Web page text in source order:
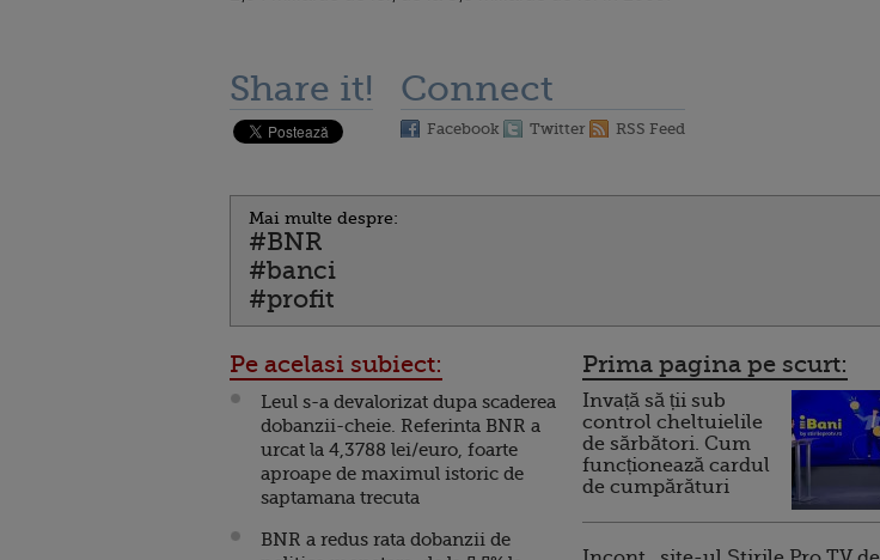
Share it! Connect
Facebook Twitter RSS Feed
Mai multe despre:
#BNR
#banci
#profit
Pe acelasi subiect:
Leul s-a devalorizat dupa scaderea
dobanzii-cheie. Referinta BNR a
urcat la 4,3788 lei/euro, foarte
aproape de maximul istoric de
saptamana trecuta
BNR a redus rata dobanzii de
Prima pagina pe scurt:
Invață să ții sub
control cheltuielile
de sărbători. Cum
funcționează cardul
de cumpărături